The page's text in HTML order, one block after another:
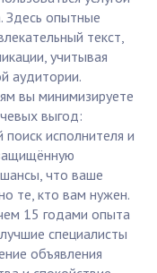
Здесь опытные
текст,
учитывая
аудитории.
вы минимизируете
выгод:
исполнителя и
что ваше
те, кто вам нужен.
15 годами опыта
специалисты
объявления